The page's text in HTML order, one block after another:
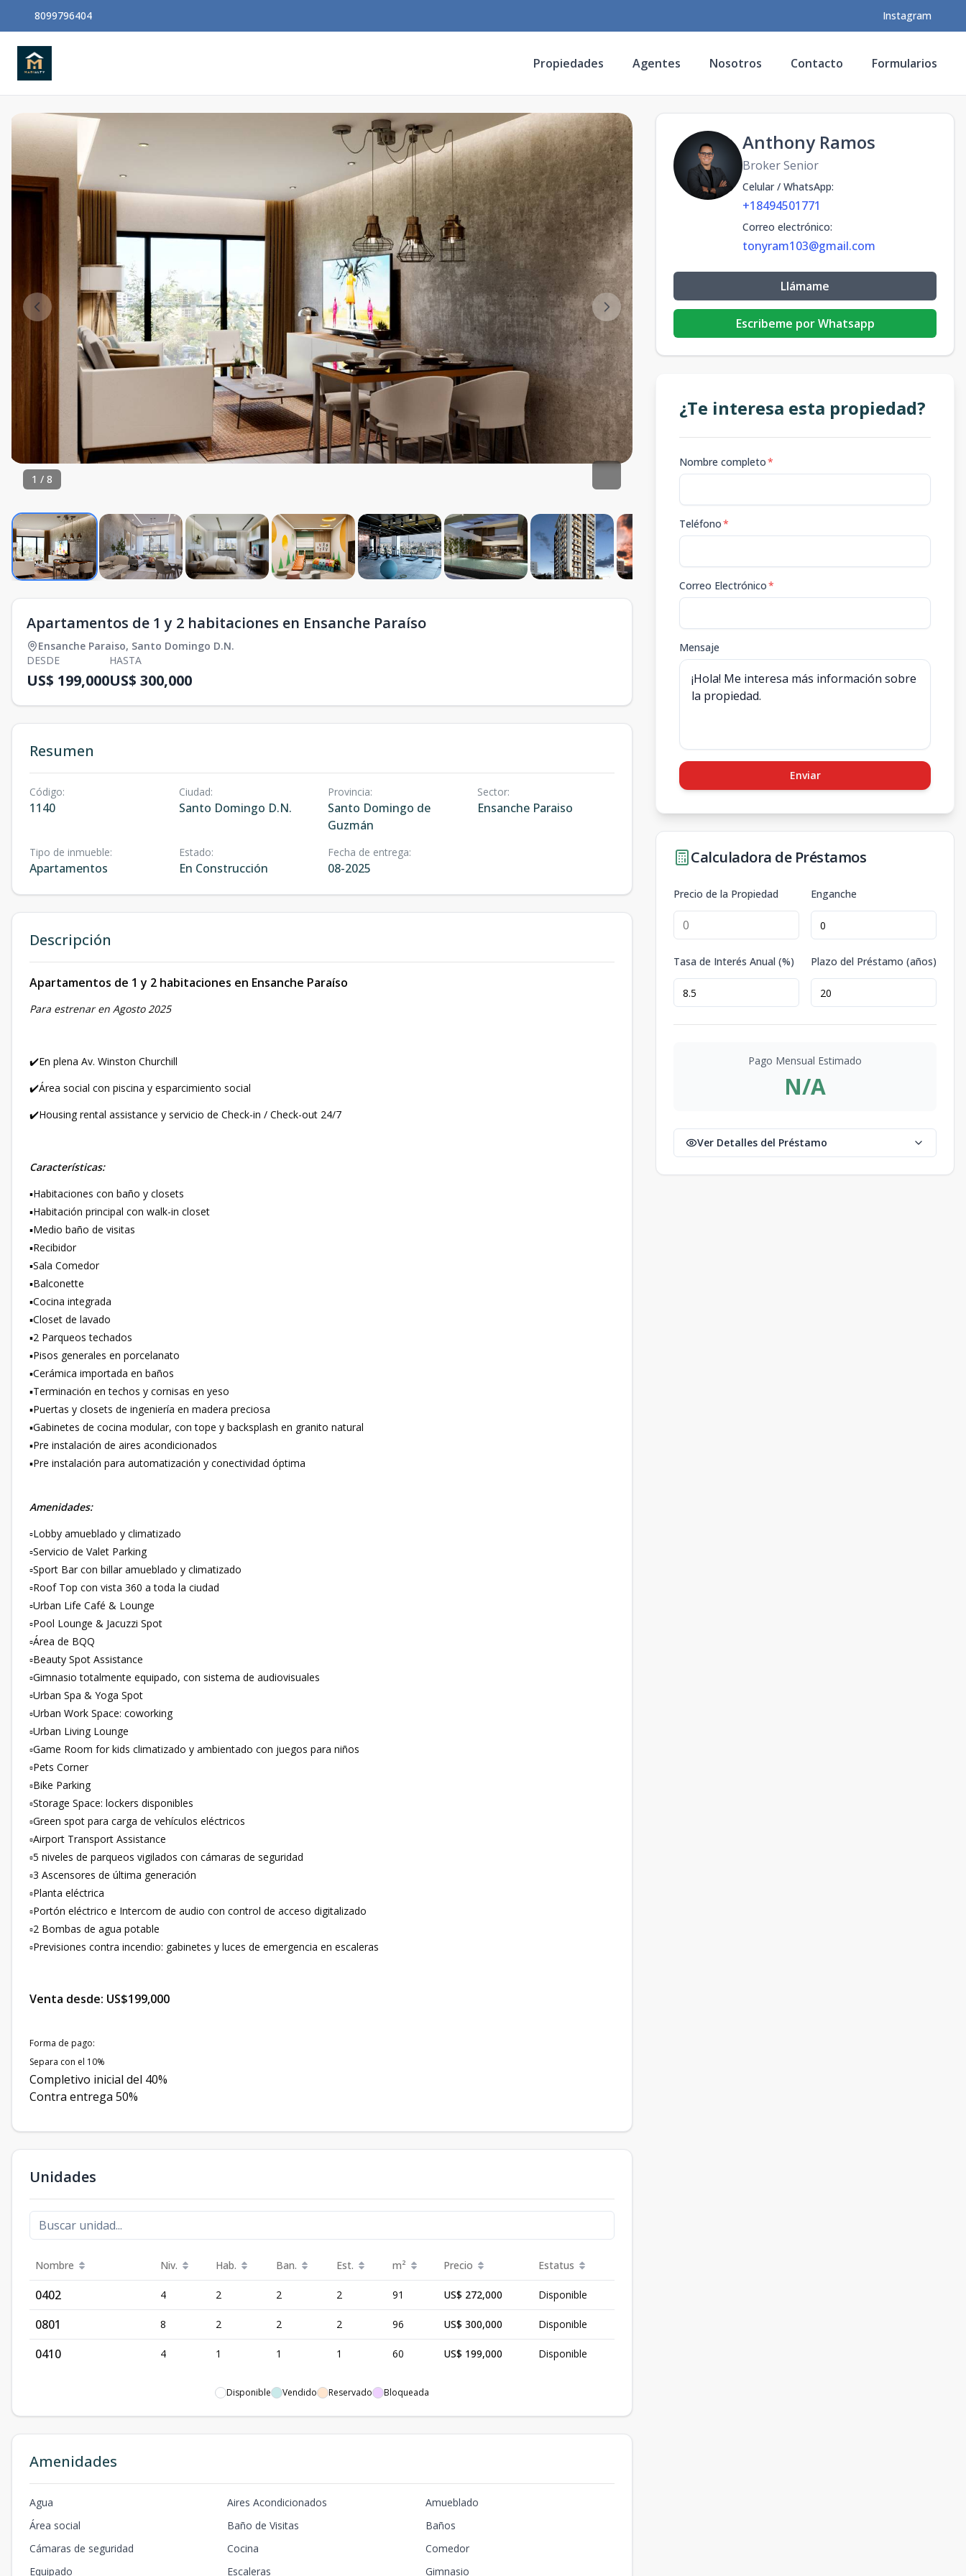
8099796404 Instagram
Propiedades Agentes Nosotros Contacto Formularios
1 / 8
Apartamentos de 1 y 2 habitaciones en Ensanche Paraíso
Ensanche Paraiso, Santo Domingo D.N.
DESDE
US$ 199,000
HASTA
US$ 300,000
Resumen
Código:
1140
Ciudad:
Santo Domingo D.N.
Provincia:
Santo Domingo de
Guzmán
Sector:
Ensanche Paraiso
Tipo de inmueble:
Apartamentos
Estado:
En Construcción
Fecha de entrega:
08-2025
Descripción
Apartamentos de 1 y 2 habitaciones en Ensanche Paraíso
Para estrenar en Agosto 2025
✔️En plena Av. Winston Churchill
✔️Área social con piscina y esparcimiento social
✔️Housing rental assistance y servicio de Check-in / Check-out 24/7
Características:
▪️Habitaciones con baño y closets
▪️Habitación principal con walk-in closet
▪️Medio baño de visitas
▪️Recibidor
▪️Sala Comedor
▪️Balconette
▪️Cocina integrada
▪️Closet de lavado
▪️2 Parqueos techados
▪️Pisos generales en porcelanato
▪️Cerámica importada en baños
▪️Terminación en techos y cornisas en yeso
▪️Puertas y closets de ingeniería en madera preciosa
▪️Gabinetes de cocina modular, con tope y backsplash en granito natural
▪️Pre instalación de aires acondicionados
▪️Pre instalación para automatización y conectividad óptima
Amenidades:
▫️Lobby amueblado y climatizado
▫️Servicio de Valet Parking
▫️Sport Bar con billar amueblado y climatizado
▫️Roof Top con vista 360 a toda la ciudad
▫️Urban Life Café & Lounge
▫️Pool Lounge & Jacuzzi Spot
▫️Área de BQQ
▫️Beauty Spot Assistance
▫️Gimnasio totalmente equipado, con sistema de audiovisuales
▫️Urban Spa & Yoga Spot
▫️Urban Work Space: coworking
▫️Urban Living Lounge
▫️Game Room for kids climatizado y ambientado con juegos para niños
▫️Pets Corner
▫️Bike Parking
▫️Storage Space: lockers disponibles
▫️Green spot para carga de vehículos eléctricos
▫️Airport Transport Assistance
▫️5 niveles de parqueos vigilados con cámaras de seguridad
▫️3 Ascensores de última generación
▫️Planta eléctrica
▫️Portón eléctrico e Intercom de audio con control de acceso digitalizado
▫️2 Bombas de agua potable
▫️Previsiones contra incendio: gabinetes y luces de emergencia en escaleras
Venta desde: US$199,000
Forma de pago:
Separa con el 10%
Completivo inicial del 40%
Contra entrega 50%
Unidades
Nombre Niv. Hab. Ban. Est. m² Precio Estatus
0402 4 2 2 2 91 US$ 272,000 Disponible
0801 8 2 2 2 96 US$ 300,000 Disponible
0410 4 1 1 1 60 US$ 199,000 Disponible
Disponible Vendido Reservado Bloqueada
Amenidades
Agua Aires Acondicionados
Amueblado
Área social
Baño de Visitas
Baños
Cámaras de seguridad
Cocina
Comedor
Equipado
Escaleras Gimnasio
Anthony Ramos
Broker Senior
Celular / WhatsApp:
+18494501771
Correo electrónico:
tonyram103@gmail.com
Llámame
Escribeme por Whatsapp
¿Te interesa esta propiedad?
Nombre completo*
Teléfono*
Correo Electrónico*
Mensaje
Enviar
Calculadora de Préstamos
Precio de la Propiedad Enganche
Tasa de Interés Anual (%) Plazo del Préstamo (años)
Pago Mensual Estimado
N/A
Ver Detalles del Préstamo